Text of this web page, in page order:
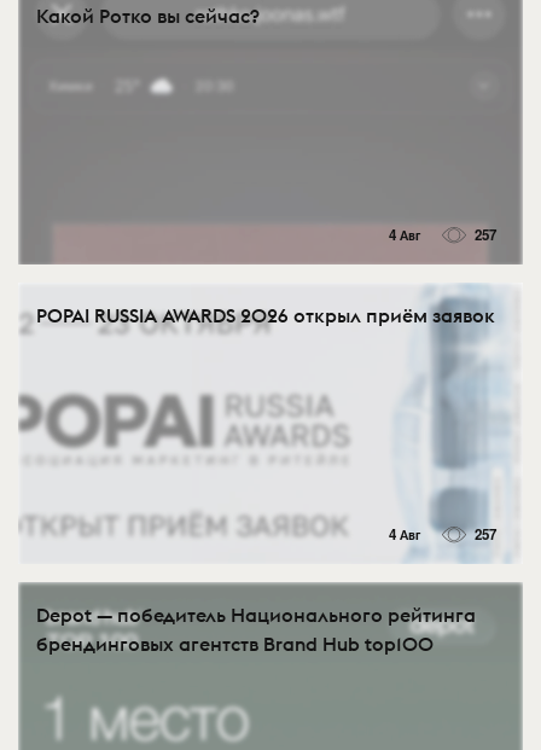
Какой Ротко вы сейчас?
4 Авг 257
POPAI RUSSIA AWARDS 2026 открыл приём заявок
4 Авг 257
Depot — победитель Национального рейтинга
брендинговых агентств Brand Hub top100